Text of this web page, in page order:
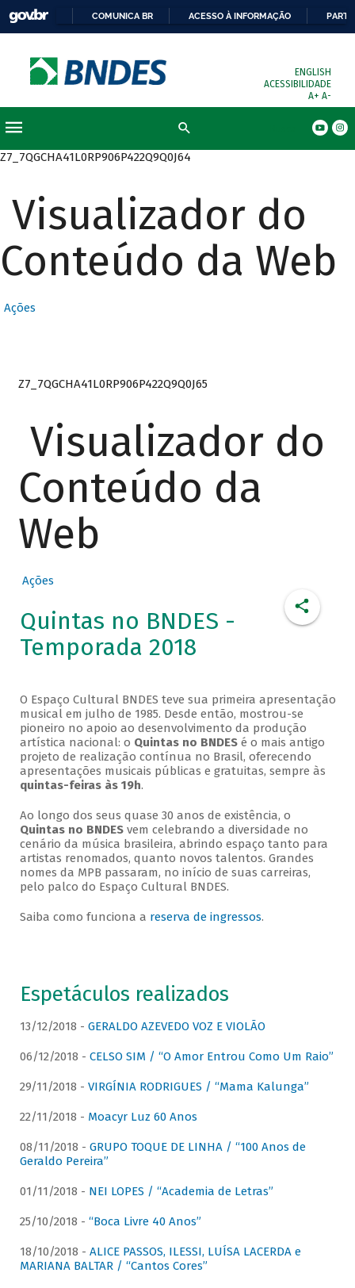
COMUNICA BR ACESSO À INFORMAÇÃO
ENGLISH
ACESSIBILIDADE
A+ A-
Z7_7QGCHA41L0RP906P422Q9Q0J64
Visualizador do
Conteúdo da Web
Ações
Z7_7QGCHA41L0RP906P422Q9Q0J65
Visualizador do
Conteúdo da
Web
Ações
Quintas no BNDES -
Temporada 2018
O Espaço Cultural BNDES teve sua primeira apresentação
musical em julho de 1985. Desde então, mostrou-se
pioneiro no apoio ao desenvolvimento da produção
artística nacional: o Quintas no BNDESé o mais antigo
projeto de realização contínua no Brasil, oferecendo
apresentações musicais públicas e gratuitas, sempre às
quintas-feiras às 19h.
Ao longo dos seus quase 30 anos de existência, o
Quintas no BNDESvem celebrando a diversidade no
cenário da música brasileira, abrindo espaço tanto para
artistas renomados, quanto novos talentos. Grandes
nomes da MPB passaram, no início de suas carreiras,
pelo palco do Espaço Cultural BNDES.
Saiba como funciona a reserva de ingressos.
Espetáculos realizados
13/12/2018 - GERALDO AZEVEDO VOZ E VIOLÃO
06/12/2018 - CELSO SIM / “O Amor Entrou Como Um Raio”
29/11/2018 - VIRGÍNIA RODRIGUES / “Mama Kalunga”
22/11/2018 - Moacyr Luz 60 Anos
08/11/2018 - GRUPO TOQUE DE LINHA / “100 Anos de
Geraldo Pereira”
01/11/2018 - NEI LOPES / “Academia de Letras”
25/10/2018 - “Boca Livre 40 Anos”
18/10/2018 - ALICE PASSOS, ILESSI, LUÍSA LACERDA e
MARIANA BALTAR / “Cantos Cores”